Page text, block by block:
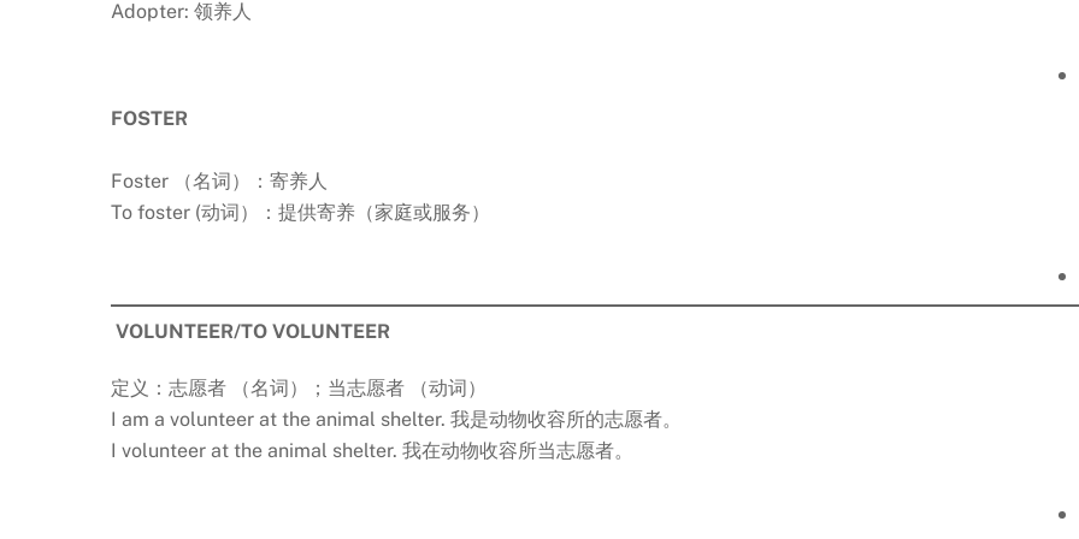
Adopter: 领养人
FOSTER
Foster （名词）：寄养人
To foster (动词）：提供寄养（家庭或服务）
VOLUNTEER/TO VOLUNTEER
定义：志愿者 （名词）；当志愿者 （动词）
I am a volunteer at the animal shelter. 我是动物收容所的志愿者。
I volunteer at the animal shelter. 我在动物收容所当志愿者。